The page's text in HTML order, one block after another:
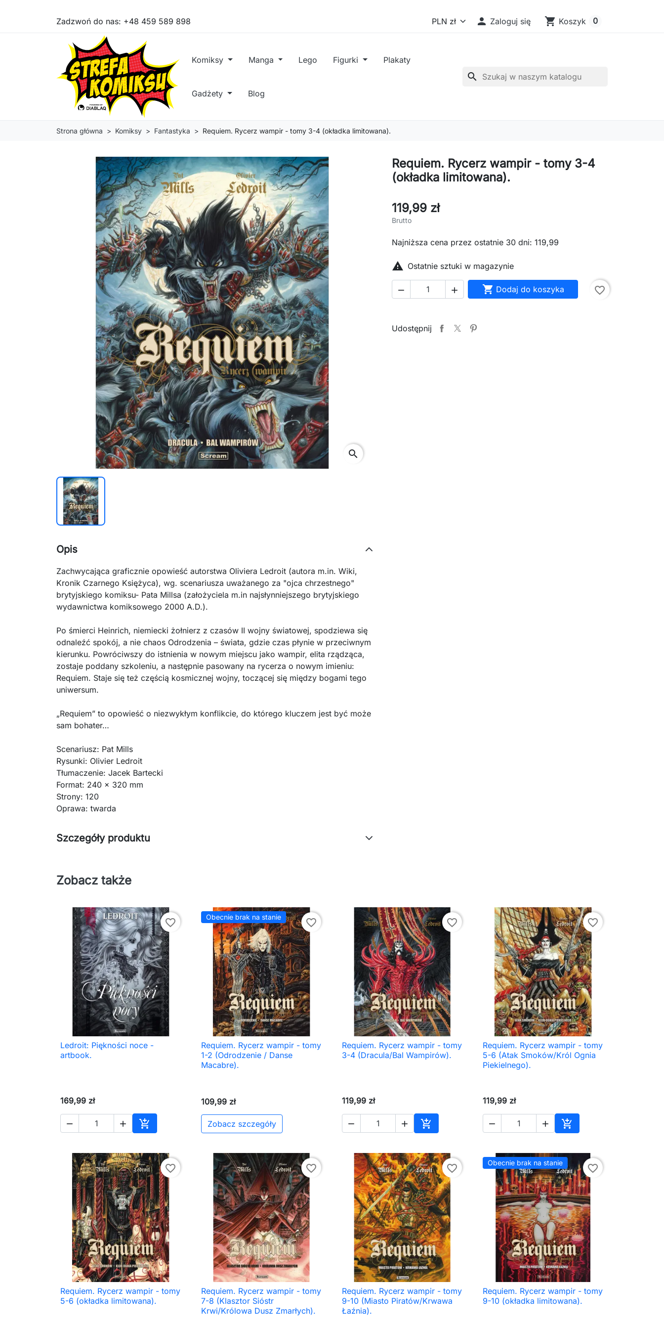
Zadzwoń do nas: +48 459 589 898  Zaloguj się shopping_cart Koszyk 0
Komiksy Manga Lego Figurki Plakaty
Gadżety Blog
search
Strona główna Komiksy Fantastyka Requiem. Rycerz wampir - tomy 3-4 (okładka limitowana).
search
Requiem. Rycerz wampir - tomy 3-4
(okładka limitowana).
119,99 zł
Brutto
Najniższa cena przez ostatnie 30 dni: 119,99
 Ostatnie sztuki w magazynie
   Dodaj do koszyka favorite_border
Udostępnij
Opis
Zachwycająca graficznie opowieść autorstwa Oliviera Ledroit (autora m.in. Wiki,
Kronik Czarnego Księżyca), wg. scenariusza uważanego za "ojca chrzestnego"
brytyjskiego komiksu- Pata Millsa (założyciela m.in najsłynniejszego brytyjskiego
wydawnictwa komiksowego 2000 A.D.).
Po śmierci Heinrich, niemiecki żołnierz z czasów II wojny światowej, spodziewa się
odnaleźć spokój, a nie chaos Odrodzenia – świata, gdzie czas płynie w przeciwnym
kierunku. Powróciwszy do istnienia w nowym miejscu jako wampir, elita rządząca,
zostaje poddany szkoleniu, a następnie pasowany na rycerza o nowym imieniu:
Requiem. Staje się też częścią kosmicznej wojny, toczącej się między bogami tego
uniwersum.
„Requiem” to opowieść o niezwykłym konflikcie, do którego kluczem jest być może
sam bohater…
Scenariusz: Pat Mills
Rysunki: Olivier Ledroit
Tłumaczenie: Jacek Bartecki
Format: 240 x 320 mm
Strony: 120
Oprawa: twarda
Szczegóły produktu
Zobacz także
favorite_border
 Szybki podgląd
Ledroit: Piękności noce -
artbook.
169,99 zł
  
Dodaj do koszyka
Obecnie brak na stanie favorite_border
 Szybki podgląd
Requiem. Rycerz wampir - tomy
1-2 (Odrodzenie / Danse
Macabre).
109,99 zł
Zobacz szczegóły
favorite_border
 Szybki podgląd
Requiem. Rycerz wampir - tomy
3-4 (Dracula/Bal Wampirów).
119,99 zł
  
Dodaj do koszyka
favorite_border
 Szybki podgląd
Requiem. Rycerz wampir - tomy
5-6 (Atak Smoków/Król Ognia
Piekielnego).
119,99 zł
  
Dodaj do koszyka
favorite_border
 Szybki podgląd
Requiem. Rycerz wampir - tomy
5-6 (okładka limitowana).
favorite_border
 Szybki podgląd
Requiem. Rycerz wampir - tomy
7-8 (Klasztor Sióstr
Krwi/Królowa Dusz Zmarłych).
favorite_border
 Szybki podgląd
Requiem. Rycerz wampir - tomy
9-10 (Miasto Piratów/Krwawa
Łaźnia).
Obecnie brak na stanie favorite_border
 Szybki podgląd
Requiem. Rycerz wampir - tomy
9-10 (okładka limitowana).